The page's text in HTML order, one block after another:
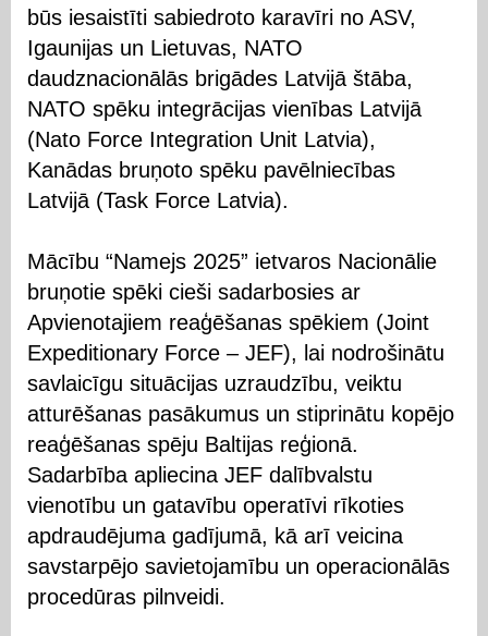
būs iesaistīti sabiedroto karavīri no ASV,
Igaunijas un Lietuvas, NATO
daudznacionālās brigādes Latvijā štāba,
NATO spēku integrācijas vienības Latvijā
(Nato Force Integration Unit Latvia),
Kanādas bruņoto spēku pavēlniecības
Latvijā (Task Force Latvia).
Mācību “Namejs 2025” ietvaros Nacionālie
bruņotie spēki cieši sadarbosies ar
Apvienotajiem reaģēšanas spēkiem (Joint
Expeditionary Force – JEF), lai nodrošinātu
savlaicīgu situācijas uzraudzību, veiktu
atturēšanas pasākumus un stiprinātu kopējo
reaģēšanas spēju Baltijas reģionā.
Sadarbība apliecina JEF dalībvalstu
vienotību un gatavību operatīvi rīkoties
apdraudējuma gadījumā, kā arī veicina
savstarpējo savietojamību un operacionālās
procedūras pilnveidi.